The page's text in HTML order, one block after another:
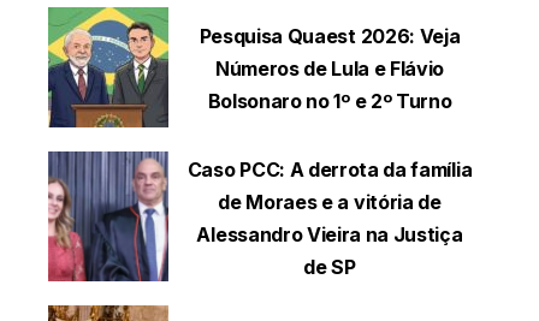
Pesquisa Quaest 2026: Veja
Números de Lula e Flávio
Bolsonaro no 1º e 2º Turno
Caso PCC: A derrota da família
de Moraes e a vitória de
Alessandro Vieira na Justiça
de SP